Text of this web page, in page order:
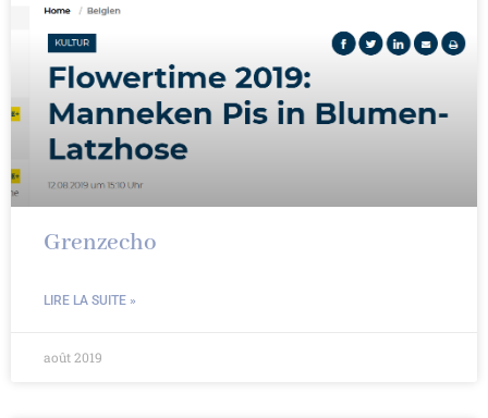
Grenzecho
LIRE LA SUITE »
août 2019